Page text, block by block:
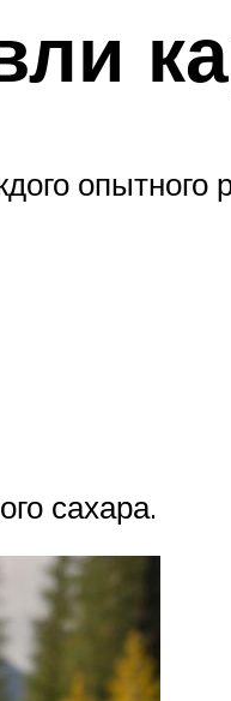
сахара.